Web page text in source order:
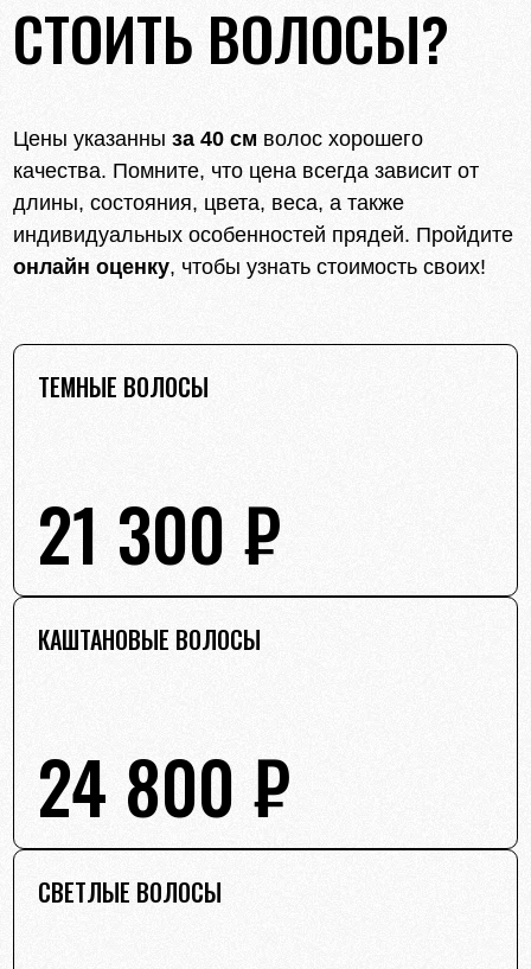
СТОИТЬ ВОЛОСЫ?
Цены указанныза 40 см волос хорошего
качества. Помните, что цена всегда зависит от
длины, состояния, цвета, веса, а также
индивидуальных особенностей прядей. Пройдите
онлайн оценку, чтобы узнать стоимость своих!
ТЕМНЫЕ ВОЛОСЫ
21 300 ₽
КАШТАНОВЫЕ ВОЛОСЫ
24 800 ₽
СВЕТЛЫЕ ВОЛОСЫ